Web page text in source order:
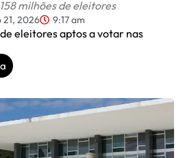
milhões de eleitores
21, 2026 9:17 am
eleitores aptos a votar nas